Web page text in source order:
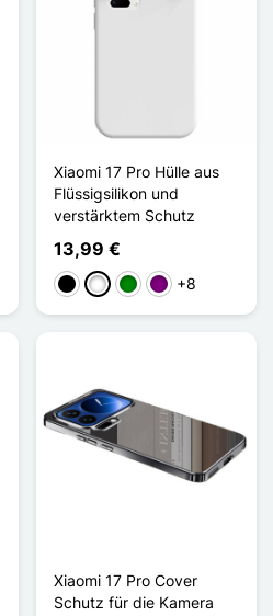
Xiaomi 17 Pro Hülle aus
Flüssigsilikon und
verstärktem Schutz
13,99 €
Schwarz
WeißGrünViolett
+8
Xiaomi 17 Pro Cover
Schutz für die Kamera